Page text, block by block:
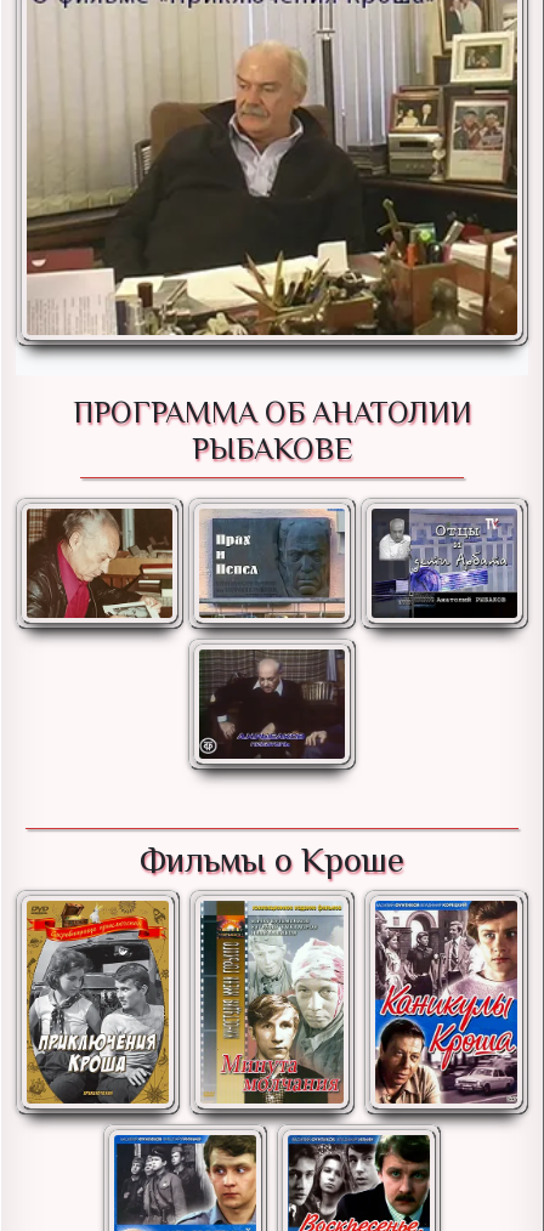
ПРОГРАММА ОБ АНАТОЛИИ
РЫБАКОВЕ
Фильмы о Кроше